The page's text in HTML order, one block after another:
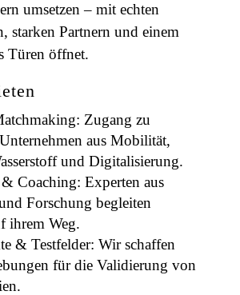
umsetzen – mit echten
starken Partnern und einem
Türen öffnet.
Zugang zu
aus Mobilität,
und Digitalisierung.
Coaching: Experten aus
Forschung begleiten
ihrem Weg.
& Testfelder: Wir schaffen
für die Validierung von